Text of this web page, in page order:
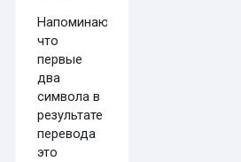
Напоминаю,
что
первые
два
символа в
результате
перевода
это